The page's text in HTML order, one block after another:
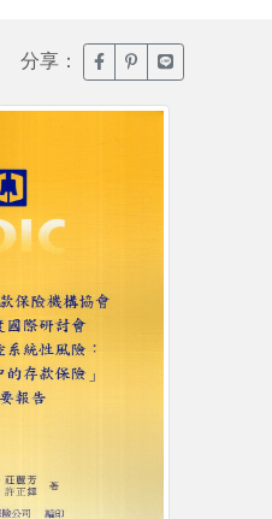
分享： 臉書分享(另開新視窗)
噗浪分享(另開新
Line分享(另